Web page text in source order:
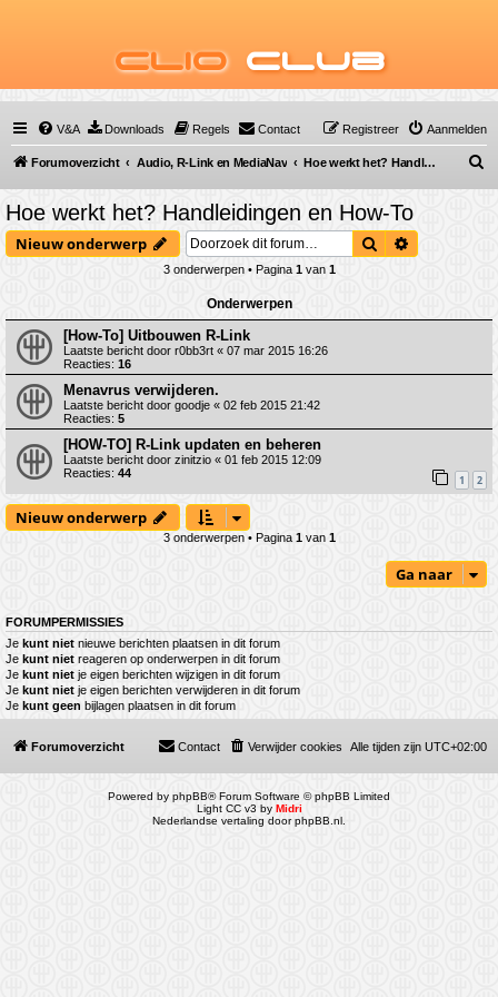
Clio Club
V&A Downloads Regels Contact Aanmelden
Registreer
Forumoverzicht Audio, R-Link en MediaNav Hoe werkt het? Handleidingen en How-To
o
Hoe werkt het? Handleidingen en How-To
Nieuw onderwerp Zoek
3 onderwerpen • Pagina 1van 1
Onderwerpen
[How-To] Uitbouwen R-Link
Laatste bericht door r0bb3rt « 07 mar 2015 16:26
Reacties: 16
Menavrus verwijderen.
Laatste bericht door goodje « 02 feb 2015 21:42
Reacties: 5
[HOW-TO] R-Link updaten en beheren
Laatste bericht door zinitzio « 01 feb 2015 12:09
Reacties: 44 1 2
Nieuw onderwerp
3 onderwerpen • Pagina 1van 1
Ga naar
FORUMPERMISSIES
Je kunt niet nieuwe berichten plaatsen in dit forum
Je kunt niet reageren op onderwerpen in dit forum
Je kunt niet je eigen berichten wijzigen in dit forum
Je kunt niet je eigen berichten verwijderen in dit forum
Je kunt geen bijlagen plaatsen in dit forum
Forumoverzicht Alle tijden zijn UTC+02:00
Verwijder cookies
Contact
Powered by phpBB® Forum Software © phpBB Limited
Light CC v3 by Midri
Nederlandse vertaling doorphpBB.nl